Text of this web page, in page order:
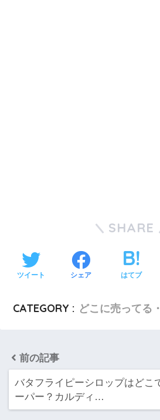
SHARE
ツイート シェア はてブ
CATEGORY : どこに売ってる
前の記事
バタフライピーシロップはどこ
ーパー？カルディ…